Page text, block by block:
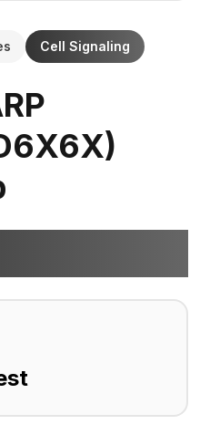
Cell Signaling